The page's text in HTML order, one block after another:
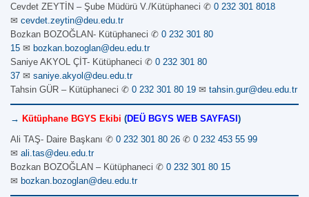
Cevdet ZEYTİN – Şube Müdürü V./Kütüphaneci ✆ 0 232 301 8018
✉ cevdet.zeytin@deu.edu.tr
Bozkan BOZOĞLAN- Kütüphaneci ✆ 0 232 301 80
15 ✉ bozkan.bozoglan@deu.edu.tr
Saniye AKYOL ÇİT- Kütüphaneci ✆ 0 232 301 80
37 ✉ saniye.akyol@deu.edu.tr
Tahsin GÜR – Kütüphaneci ✆ 0 232 301 80 19 ✉ tahsin.gur@deu.edu.tr
→ Kütüphane BGYS Ekibi (DEÜ BGYS WEB SAYFASI)
Ali TAŞ- Daire Başkanı ✆ 0 232 301 80 26 ✆ 0 232 453 55 99
✉ ali.tas@deu.edu.tr
Bozkan BOZOĞLAN – Kütüphaneci ✆ 0 232 301 80 15
✉ bozkan.bozoglan@deu.edu.tr